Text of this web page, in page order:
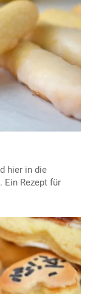
hier in die
Ein Rezept für